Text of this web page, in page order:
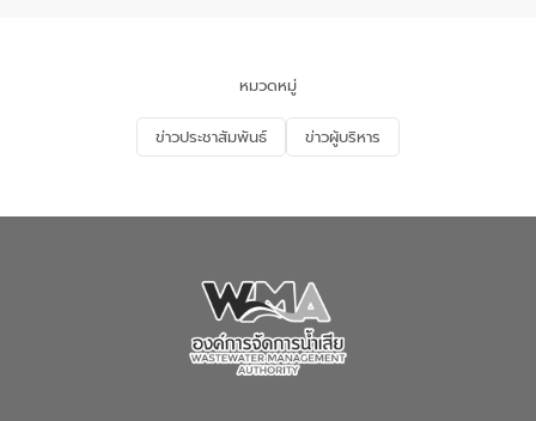
จัดการน้ำเสียและสร้างจิตสำนึกในการ
อนุรักษ์สิ่งแวดล้อม ในหัวข้อ “น้ำเสียชุมชน
และการบำบัดน้ำเสียเบื้องต้น” โดยให้ความรู้
เกี่ยวกับสาเหตุและผลกระทบของน้ำเสีย
ณ เทศบาลตำบลบางเลน จังหวัดนครปฐม
หมวดหมู่
ข่าวประชาสัมพันธ์ ข่าวผู้บริหาร